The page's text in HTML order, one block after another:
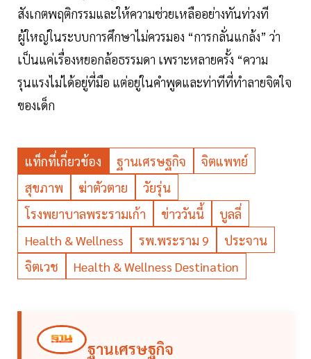
สังเกตพฤติกรรมและให้ความช่วยเหลืออย่างทันท่วงที
ผู้ใหญ่ในระบบการศึกษาไม่ควรมอง “การกลั่นแกล้ง” ว่า
เป็นแค่เรื่องหยอกล้อธรรมดา เพราะหลายครั้ง “ความ
รุนแรงไม่ได้อยู่ที่มือ แต่อยู่ในคำพูดและท่าทีที่ทำลายจิตใจ
ของเด็ก
แท็กที่เกี่ยวข้อง ฐานเศรษฐกิจ
จิตแพทย์
สุขภาพ
ฆ่าตัวตาย
วัยรุ่น
โรงพยาบาลพระรามเก้า
ข่าววันนี้
บูลลี่
Health & Wellness
รพ.พระราม 9
ประจาน
จิตเวช
Health & Wellness Destination
ฐานเศรษฐกิจ